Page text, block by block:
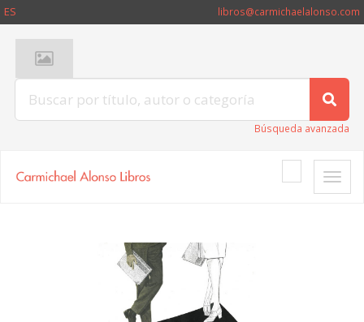
ES libros@carmichaelalonso.com
Búsqueda avanzada
Toggle